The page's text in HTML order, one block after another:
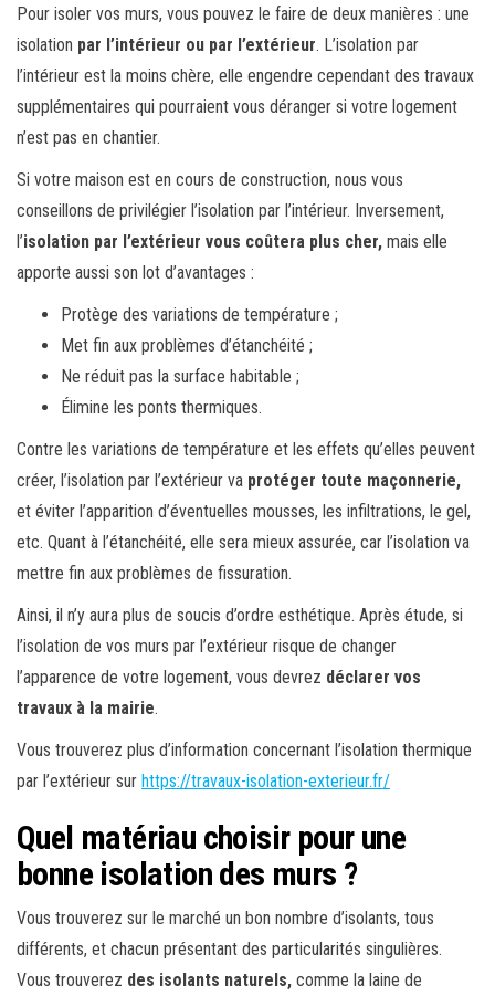
Pour isoler vos murs, vous pouvez le faire de deux manières : une
isolation par l’intérieur ou par l’extérieur. L’isolation par
l’intérieur est la moins chère, elle engendre cependant des travaux
supplémentaires qui pourraient vous déranger si votre logement
n’est pas en chantier.
Si votre maison est en cours de construction, nous vous
conseillons de privilégier l’isolation par l’intérieur. Inversement,
l’isolation par l’extérieur vous coûtera plus cher, mais elle
apporte aussi son lot d’avantages :
Protège des variations de température ;
Met fin aux problèmes d’étanchéité ;
Ne réduit pas la surface habitable ;
Élimine les ponts thermiques.
Contre les variations de température et les effets qu’elles peuvent
créer, l’isolation par l’extérieur va protéger toute maçonnerie,
et éviter l’apparition d’éventuelles mousses, les infiltrations, le gel,
etc. Quant à l’étanchéité, elle sera mieux assurée, car l’isolation va
mettre fin aux problèmes de fissuration.
Ainsi, il n’y aura plus de soucis d’ordre esthétique. Après étude, si
l’isolation de vos murs par l’extérieur risque de changer
l’apparence de votre logement, vous devrez déclarer vos
travaux à la mairie.
Vous trouverez plus d’information concernant l’isolation thermique
par l’extérieur sur https://travaux-isolation-exterieur.fr/
Quel matériau choisir pour une
bonne isolation des murs ?
Vous trouverez sur le marché un bon nombre d’isolants, tous
différents, et chacun présentant des particularités singulières.
Vous trouverez des isolants naturels, comme la laine de